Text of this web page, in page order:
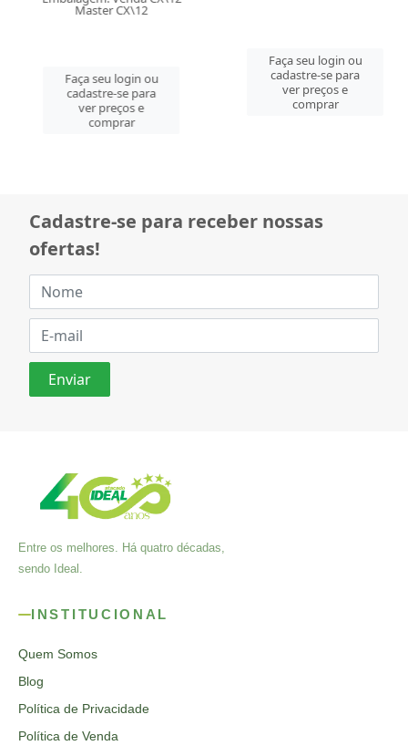
Master CX\12
Faça seu login ou
cadastre-se para
ver preços e
comprar
Faça seu login ou
cadastre-se para
ver preços e
comprar
Cadastre-se para receber nossas
ofertas!
Entre os melhores. Há quatro décadas,
sendo Ideal.
INSTITUCIONAL
Quem Somos
Blog
Política de Privacidade
Política de Venda